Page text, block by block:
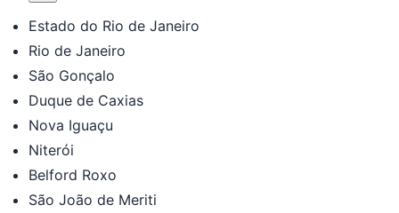
Estado do Rio de Janeiro
Rio de Janeiro
São Gonçalo
Duque de Caxias
Nova Iguaçu
Niterói
Belford Roxo
São João de Meriti